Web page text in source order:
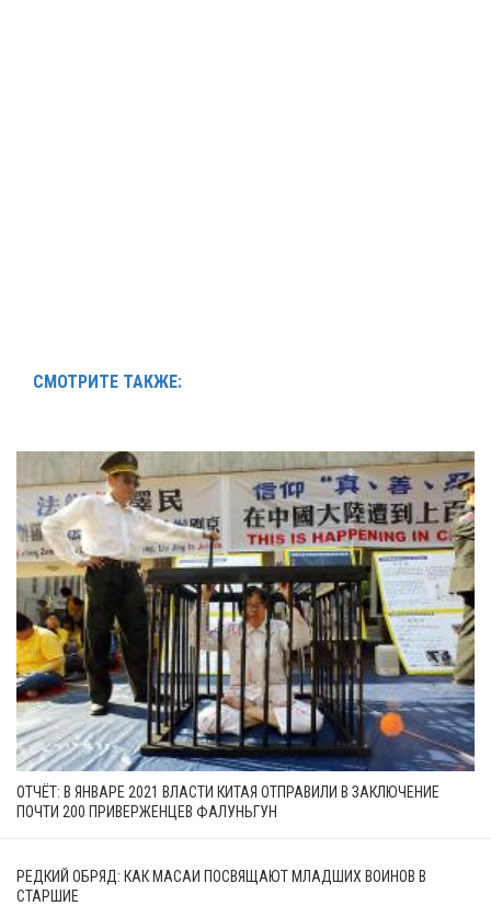
СМОТРИТЕ ТАКЖЕ:
ОТЧЁТ: В ЯНВАРЕ 2021 ВЛАСТИ КИТАЯ ОТПРАВИЛИ В ЗАКЛЮЧЕНИЕ
ПОЧТИ 200 ПРИВЕРЖЕНЦЕВ ФАЛУНЬГУН
РЕДКИЙ ОБРЯД: КАК МАСАИ ПОСВЯЩАЮТ МЛАДШИХ ВОИНОВ В
СТАРШИЕ